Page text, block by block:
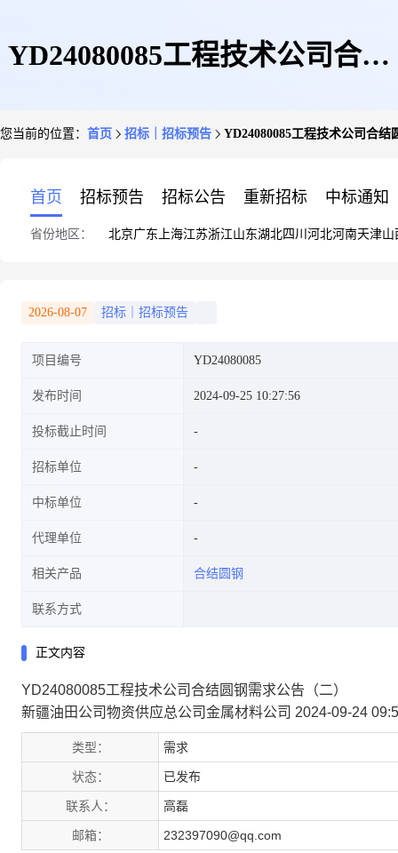
YD24080085工程技术公司合结
您当前的位置： 首页 招标｜招标预告 YD24080085工程技术公司合结
首页 招标预告 招标公告 重新招标 中标通知
省份地区： 北京广东 上海江苏浙江山东湖北四川 河北河南天津山
2026-08-07 招标｜招标预告
项目编号 YD24080085
发布时间 2024-09-25 10:27:56
投标截止时间
招标单位
中标单位
代理单位
相关产品 合结圆钢
联系方式
正文内容
YD24080085工程技术公司合结圆钢需求公告（二）
新疆油田公司物资供应总公司金属材料公司 2024-09-24
类型： 需求
状态： 已发布
联系人： 高磊
邮箱： 232397090@qq.com